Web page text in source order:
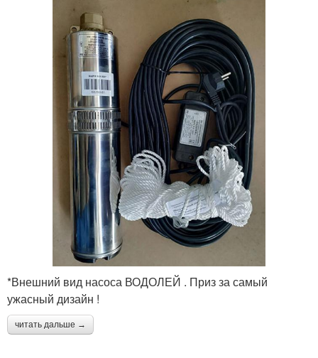
*Внешний вид насоса ВОДОЛЕЙ . Приз за самый
ужасный дизайн !
читать дальше →